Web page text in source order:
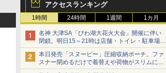
アクセスランキング
1時間 24時間 1週間 1カ月
名神 大津SA「びわ湖大花火大会」開催に伴い
閉鎖。明日15～21時は店舗・トイレ・駐車場の
利用不可
本日発売「スヌーピー」圧縮収納ポーチ。ファ
スナー閉めるだけで着替えや荷物がスリムにま
とまる